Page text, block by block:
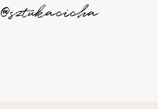
@sztukacicha